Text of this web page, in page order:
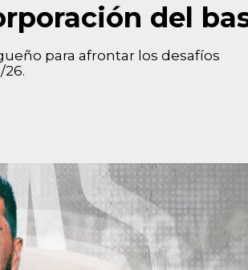
del
para afrontar los desafíos